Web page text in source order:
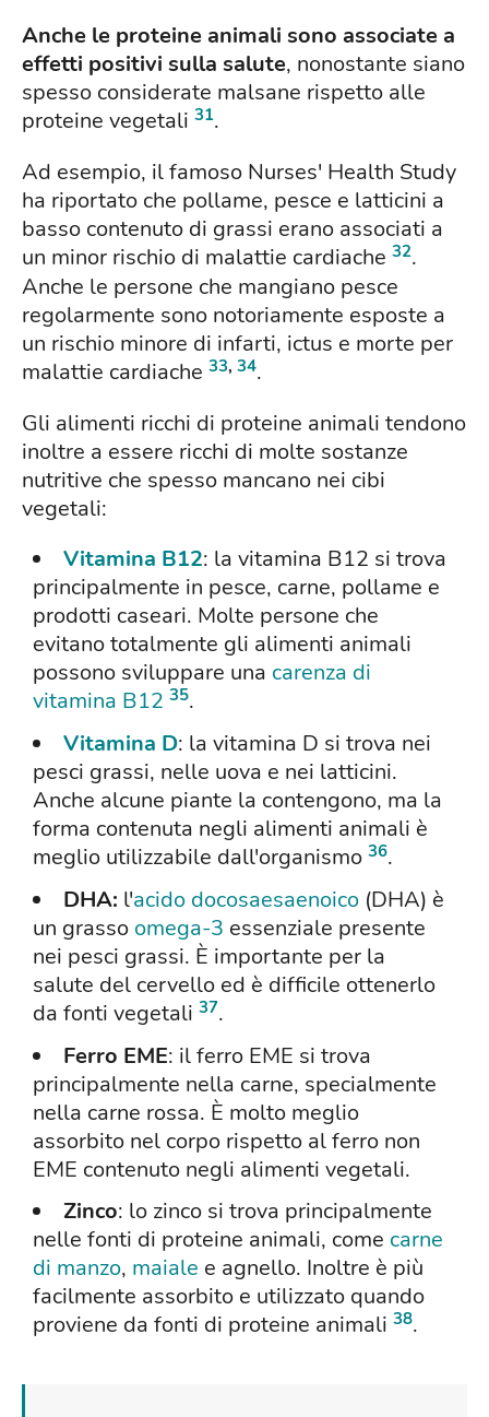
Anche le proteine animali sono associate a
effetti positivi sulla salute, nonostante siano
spesso considerate malsane rispetto alle
proteine vegetali 31.
Ad esempio, il famoso Nurses' Health Study
ha riportato che pollame, pesce e latticini a
basso contenuto di grassi erano associati a
un minor rischio di malattie cardiache 32.
Anche le persone che mangiano pesce
regolarmente sono notoriamente esposte a
un rischio minore di infarti, ictus e morte per
malattie cardiache 33, 34.
Gli alimenti ricchi di proteine animali tendono
inoltre a essere ricchi di molte sostanze
nutritive che spesso mancano nei cibi
vegetali:
Vitamina B12: la vitamina B12 si trova
principalmente in pesce, carne, pollame e
prodotti caseari. Molte persone che
evitano totalmente gli alimenti animali
possono sviluppare una carenza di
vitamina B12 35.
Vitamina D: la vitamina D si trova nei
pesci grassi, nelle uova e nei latticini.
Anche alcune piante la contengono, ma la
forma contenuta negli alimenti animali è
meglio utilizzabile dall'organismo 36.
DHA: l'acido docosaesaenoico (DHA) è
un grasso omega-3 essenziale presente
nei pesci grassi. È importante per la
salute del cervello ed è difficile ottenerlo
da fonti vegetali 37.
Ferro EME: il ferro EME si trova
principalmente nella carne, specialmente
nella carne rossa. È molto meglio
assorbito nel corpo rispetto al ferro non
EME contenuto negli alimenti vegetali.
Zinco: lo zinco si trova principalmente
nelle fonti di proteine animali, come carne
di manzo, maiale e agnello. Inoltre è più
facilmente assorbito e utilizzato quando
proviene da fonti di proteine animali 38.